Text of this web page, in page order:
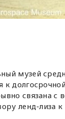
музей
к
связана с
ленд-лиза к